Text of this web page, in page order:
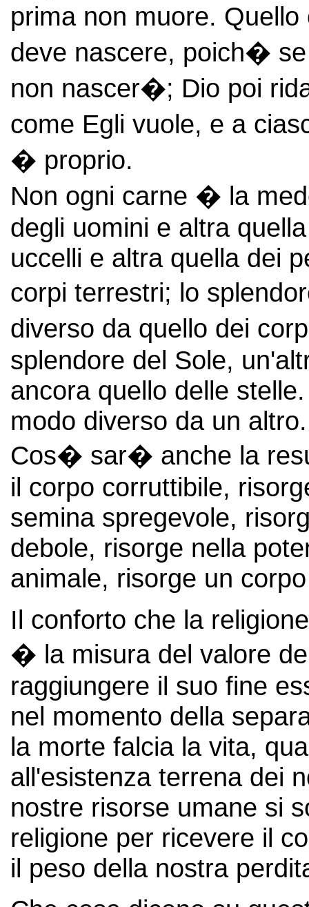
prima non muore.
deve nascere, poich�
non nascer�; Dio poi
come Egli vuole, e a
� proprio.
Non ogni carne � la
degli uomini e altra
uccelli e altra quella dei
corpi terrestri; lo
diverso da quello dei
splendore del Sole,
ancora quello delle
modo diverso da un altro.
Cos� sar� anche la
il corpo corruttibile,
semina spregevole,
debole, risorge nella
animale, risorge un
Il conforto che la
� la misura del valore
raggiungere il suo fine
nel momento della
la morte falcia la vita,
all'esistenza terrena dei
nostre risorse umane si
religione per ricevere il
il peso della nostra